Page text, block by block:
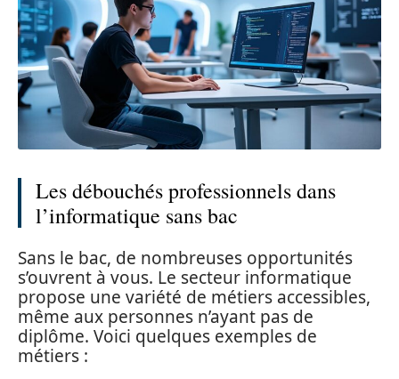
Les débouchés professionnels dans
l’informatique sans bac
Sans le bac, de nombreuses opportunités
s’ouvrent à vous. Le secteur informatique
propose une variété de métiers accessibles,
même aux personnes n’ayant pas de
diplôme. Voici quelques exemples de
métiers :